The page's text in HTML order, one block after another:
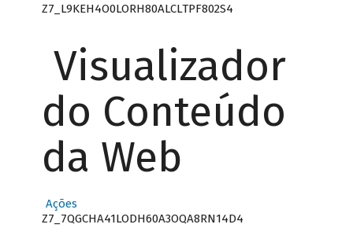
Z7_L9KEH4O0LORH80ALCLTPF802S4
Visualizador
do Conteúdo
da Web
Ações
Z7_7QGCHA41LODH60A3OQA8RN14D4